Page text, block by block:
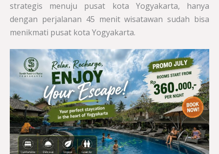
strategis menuju pusat kota Yogyakarta, hanya
dengan perjalanan 45 menit wisatawan sudah bisa
menikmati pusat kota Yogyakarta.